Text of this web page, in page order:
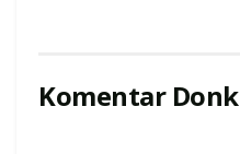
Komentar Donk